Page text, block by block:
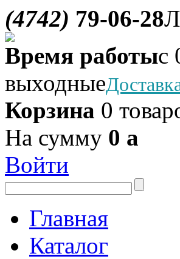
(4742) 79-06-28
Время работыс
выходные
Корзина 0
На сумму 0 a
Войти
Главная
Каталог